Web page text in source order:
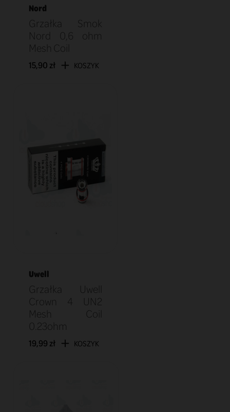
Nord
Grzałka Smok
Nord 0,6 ohm
Mesh Coil
15,90 zł KOSZYK
Uwell
Grzałka Uwell
Crown 4 UN2
Mesh Coil
0.23ohm
19,99 zł KOSZYK